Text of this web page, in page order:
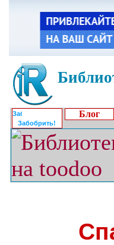
Забобрить!
Блог